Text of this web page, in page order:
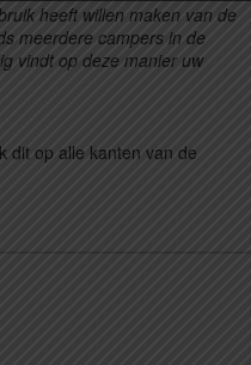
heeft willen maken van de
meerdere campers in de
vindt op deze manier uw
dit op alle kanten van de